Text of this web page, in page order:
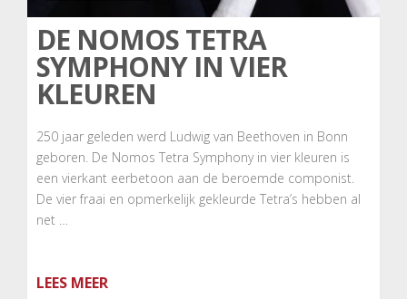
DE NOMOS TETRA
SYMPHONY IN VIER
KLEUREN
250 jaar geleden werd Ludwig van Beethoven in Bonn
geboren. De Nomos Tetra Symphony in vier kleuren is
een vierkant eerbetoon aan de beroemde componist.
De vier fraai en opmerkelijk gekleurde Tetra’s hebben al
net …
LEES MEER